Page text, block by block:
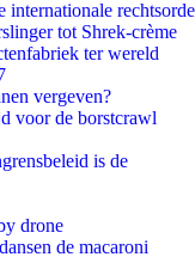
rechtsorde
tot Shrek-crème
ter wereld
vergeven?
voor de borstcrawl
is de
drone
de macaroni